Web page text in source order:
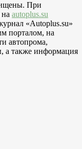
При
autoplus.su
«Autoplus.su»
порталом, на
автопрома,
а также информация